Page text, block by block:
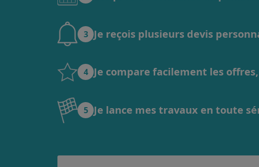
3 Je reçois plusieurs devis
4 Je compare facilement les
5 Je lance mes travaux en toute